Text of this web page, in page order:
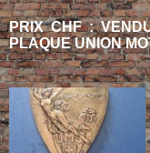
PRIX CHF :
PLAQUE UNION